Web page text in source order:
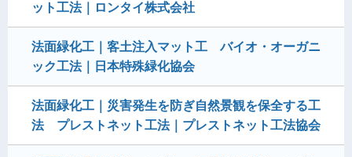
ット工法｜ロンタイ株式会社
法面緑化工｜客土注入マット工 バイオ・オーガニ
ック工法｜日本特殊緑化協会
法面緑化工｜災害発生を防ぎ自然景観を保全する工
法 プレストネット工法｜プレストネット工法協会